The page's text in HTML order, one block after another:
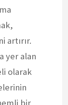
artırır.
yer alan
olarak
bir